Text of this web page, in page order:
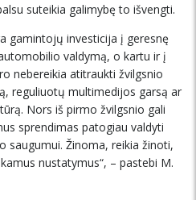
suteikia galimybę to išvengti.
gamintojų investicija į geresnę
valdymą, o kartu ir į
nebereikia atitraukti žvilgsnio
reguliuotų multimedijos garsą ar
Nors iš pirmo žvilgsnio gali
sprendimas patogiau valdyti
saugumui. Žinoma, reikia žinoti,
nustatymus“, – pastebi M.